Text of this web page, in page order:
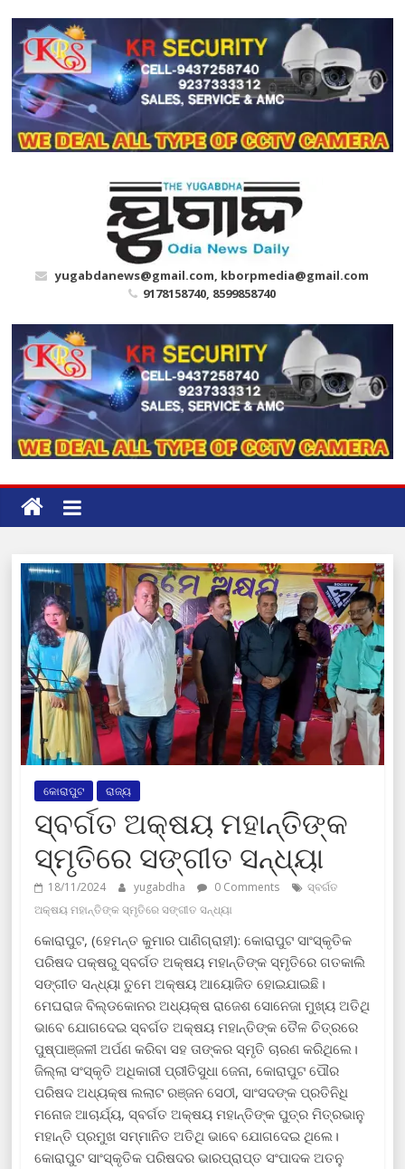
content
yugabdanews@gmail.com, kborpmedia@gmail.com
9178158740, 8599858740
କୋରାପୁଟ ରାଜ୍ୟ
ସ୍ବର୍ଗତ ଅକ୍ଷୟ ମହାନ୍ତିଙ୍କ
ସ୍ମୃତିରେ ସଙ୍ଗୀତ ସନ୍ଧ୍ୟା
18/11/2024 yugabdha 0 Comments
ସ୍ବର୍ଗତ
ଅକ୍ଷୟ ମହାନ୍ତିଙ୍କ ସ୍ମୃତିରେ ସଙ୍ଗୀତ ସନ୍ଧ୍ୟା
କୋରାପୁଟ, (ହେମନ୍ତ କୁମାର ପାଣିଗ୍ରାହୀ): କୋରାପୁଟ ସାଂସ୍କୃତିକ
ପରିଷଦ ପକ୍ଷରୁ ସ୍ବର୍ଗତ ଅକ୍ଷୟ ମହାନ୍ତିଙ୍କ ସ୍ମୃତିରେ ଗତକାଲି
ସଙ୍ଗୀତ ସନ୍ଧ୍ୟା ତୁମେ ଅକ୍ଷୟ ଆୟୋଜିତ ହୋଇଯାଇଛି।
ମେଘରାଜ ବିଲ୍ଡକୋନର ଅଧ୍ୟକ୍ଷ ରାଜେଶ ସୋନେଜା ମୁଖ୍ୟ ଅତିଥି
ଭାବେ ଯୋଗଦେଇ ସ୍ବର୍ଗତ ଅକ୍ଷୟ ମହାନ୍ତିଙ୍କ ତୈଳ ଚିତ୍ରରେ
ପୁଷ୍ପାଞ୍ଜଳୀ ଅର୍ପଣ କରିବା ସହ ତାଙ୍କର ସ୍ମୃତି ଚାରଣ କରିଥିଲେ।
ଜିଲ୍ଲା ସଂସ୍କୃତି ଅଧିକାରୀ ପ୍ରୀତିସୁଧା ଜେନା, କୋରାପୁଟ ପୌର
ପରିଷଦ ଅଧ୍ୟକ୍ଷ ଲଲାଟ ରଞ୍ଜନ ସେଠୀ, ସାଂସଦଙ୍କ ପ୍ରତିନିଧି
ମନୋଜ ଆଚାର୍ଯ୍ୟ, ସ୍ବର୍ଗତ ଅକ୍ଷୟ ମହାନ୍ତିଙ୍କ ପୁତ୍ର ମିତ୍ରଭାନୁ
ମହାନ୍ତି ପ୍ରମୁଖ ସମ୍ମାନିତ ଅତିଥି ଭାବେ ଯୋଗଦେଇ ଥିଲେ।
କୋରାପୁଟ ସାଂସ୍କୃତିକ ପରିଷଦର ଭାରପ୍ରାପ୍ତ ସଂପାଦକ ଅତନୁ